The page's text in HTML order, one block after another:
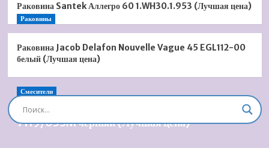
Раковина Santek Аллегро 60 1.WH30.1.953 (Лучшая цена)
Раковины
Раковина Jacob Delafon Nouvelle Vague 45 EGL112-00
белый (Лучшая цена)
Смесители
Душевая система встроенная Timo Briana SX-
7119/03SM черный (Лучшая цена)